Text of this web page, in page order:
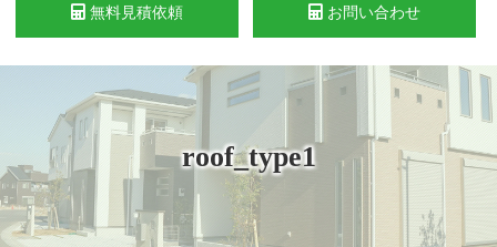
無料見積依頼 お問い合わせ
roof_type1